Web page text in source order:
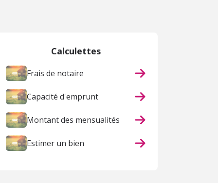
Calculettes
Frais de notaire
Capacité d'emprunt
Montant des mensualités
Estimer un bien